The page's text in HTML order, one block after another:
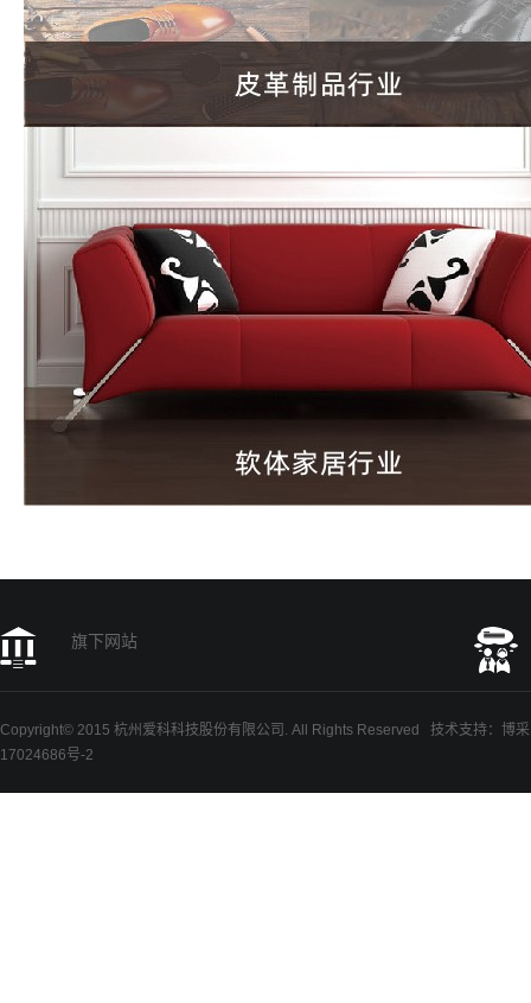
旗下网站
Copyright© 2015 杭州爱科科技股份有限公司. All Rights Reserved 技术支持： 博
17024686号-2